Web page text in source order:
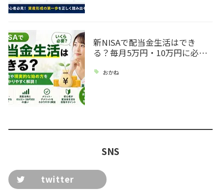
新NISAで配当金生活はでき
る？毎月5万円・10万円に必…
おかね
SNS
twitter